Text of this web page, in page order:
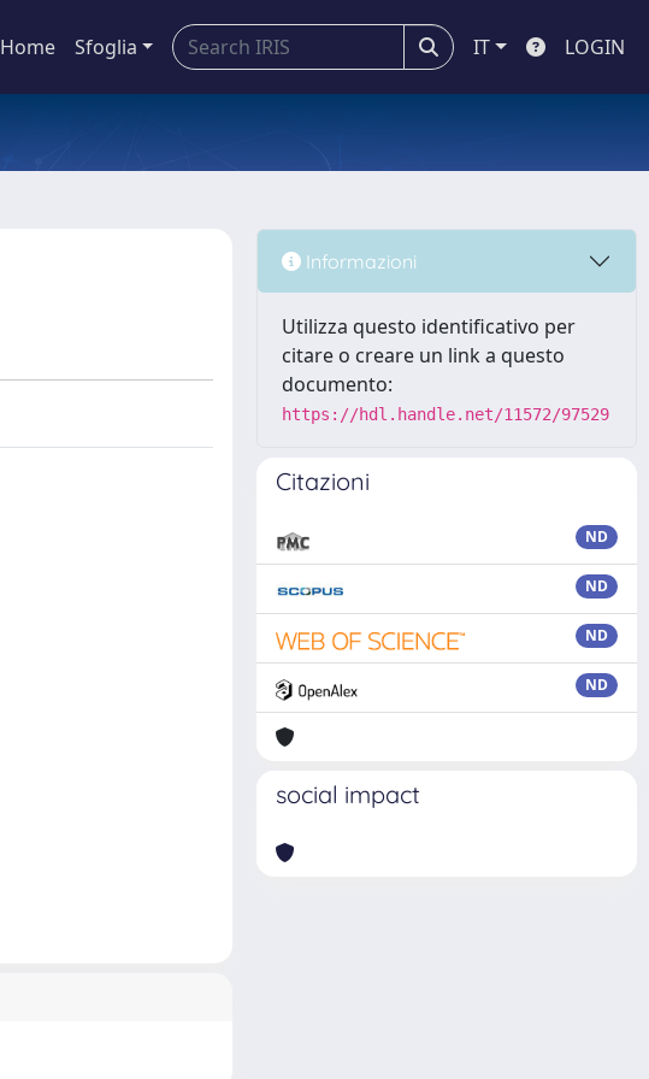
Home Sfoglia IT LOGIN
Informazioni
Utilizza questo identificativo per
citare o creare un link a questo
documento:
https://hdl.handle.net/11572/97529
Citazioni
ND
ND
ND
ND
social impact